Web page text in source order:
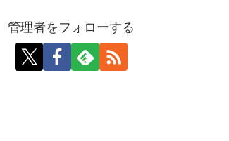
管理者をフォローする